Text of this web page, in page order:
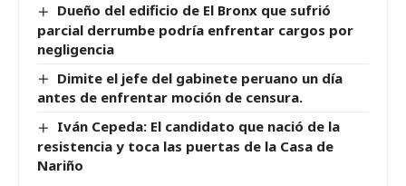
Dueño del edificio de El Bronx que sufrió
parcial derrumbe podría enfrentar cargos por
negligencia
Dimite el jefe del gabinete peruano un día
antes de enfrentar moción de censura.
Iván Cepeda: El candidato que nació de la
resistencia y toca las puertas de la Casa de
Nariño